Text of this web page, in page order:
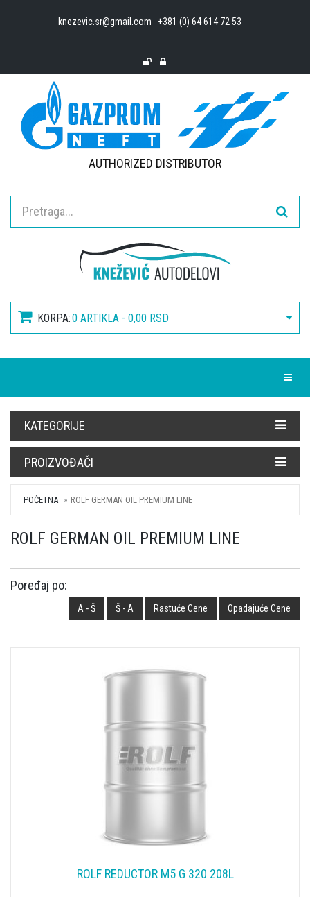
knezevic.sr@gmail.com +381 (0) 64 614 72 53
AUTHORIZED DISTRIBUTOR
KORPA:0 ARTIKLA - 0,00 RSD
KATEGORIJE
PROIZVOĐAČI
POČETNA ROLF GERMAN OIL PREMIUM LINE
ROLF GERMAN OIL PREMIUM LINE
Poređaj po:
A - Š Š - A Rastuće Cene Opadajuće Cene
ROLF REDUCTOR M5 G 320 208L